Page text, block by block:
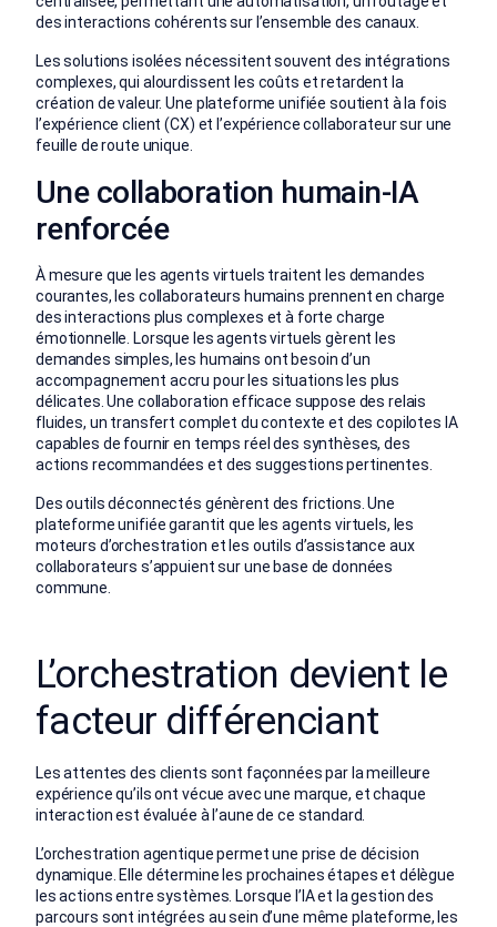
des interactions cohérents sur l’ensemble des canaux.
Les solutions isolées nécessitent souvent des intégrations
complexes, qui alourdissent les coûts et retardent la
création de valeur. Une plateforme unifiée soutient à la fois
l’expérience client (CX) et l’expérience collaborateur sur une
feuille de route unique.
Une collaboration humain-IA
renforcée
À mesure que les agents virtuels traitent les demandes
courantes, les collaborateurs humains prennent en charge
des interactions plus complexes et à forte charge
émotionnelle. Lorsque les agents virtuels gèrent les
demandes simples, les humains ont besoin d’un
accompagnement accru pour les situations les plus
délicates. Une collaboration efficace suppose des relais
fluides, un transfert complet du contexte et des copilotes IA
capables de fournir en temps réel des synthèses, des
actions recommandées et des suggestions pertinentes.
Des outils déconnectés génèrent des frictions. Une
plateforme unifiée garantit que les agents virtuels, les
moteurs d’orchestration et les outils d’assistance aux
collaborateurs s’appuient sur une base de données
commune.
L’orchestration devient le
facteur différenciant
Les attentes des clients sont façonnées par la meilleure
expérience qu’ils ont vécue avec une marque, et chaque
interaction est évaluée à l’aune de ce standard.
L’orchestration agentique permet une prise de décision
dynamique. Elle détermine les prochaines étapes et délègue
les actions entre systèmes. Lorsque l’IA et la gestion des
parcours sont intégrées au sein d’une même plateforme, les